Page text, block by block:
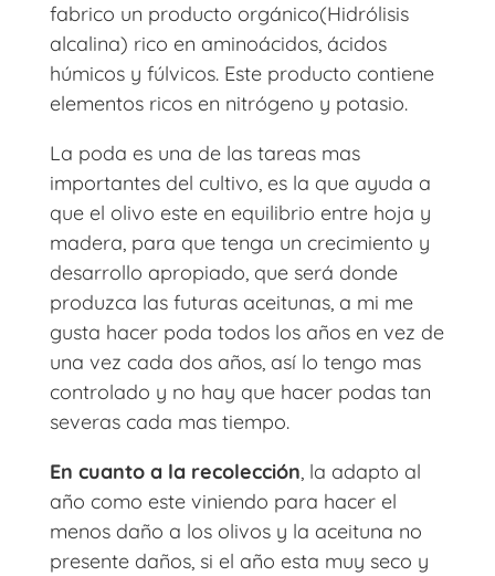
fabrico un producto orgánico(Hidrólisis
alcalina) rico en aminoácidos, ácidos
húmicos y fúlvicos. Este producto contiene
elementos ricos en nitrógeno y potasio.
La poda es una de las tareas mas
importantes del cultivo, es la que ayuda a
que el olivo este en equilibrio entre hoja y
madera, para que tenga un crecimiento y
desarrollo apropiado, que será donde
produzca las futuras aceitunas, a mi me
gusta hacer poda todos los años en vez de
una vez cada dos años, así lo tengo mas
controlado y no hay que hacer podas tan
severas cada mas tiempo.
En cuanto a la recolección, la adapto al
año como este viniendo para hacer el
menos daño a los olivos y la aceituna no
presente daños, si el año esta muy seco y